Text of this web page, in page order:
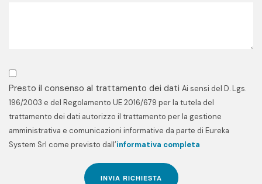
Presto il consenso al trattamento dei dati Ai sensi del D. Lgs.
196/2003 e del Regolamento UE 2016/679 per la tutela del
trattamento dei dati autorizzo il trattamento per la gestione
amministrativa e comunicazioni informative da parte di Eureka
System Srl come previsto dall’informativa completa
INVIA RICHIESTA